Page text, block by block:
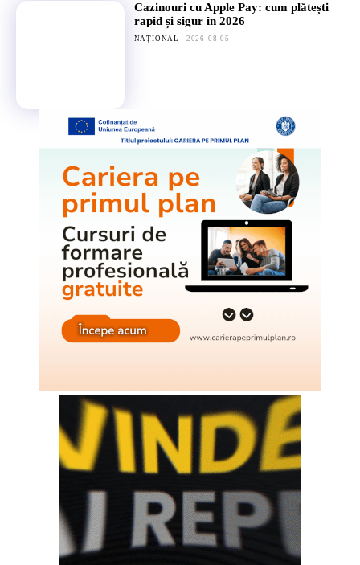
Cazinouri cu Apple Pay: cum plătești
rapid și sigur în 2026
NAȚIONAL 2026-08-05